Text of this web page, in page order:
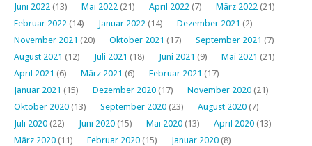
Juni 2022 (13) Mai 2022 (21) April 2022 (7) März 2022 (21)
Februar 2022 (14) Januar 2022 (14) Dezember 2021 (2)
November 2021 (20) Oktober 2021 (17) September 2021 (7)
August 2021 (12) Juli 2021 (18) Juni 2021 (9) Mai 2021 (21)
April 2021 (6) März 2021 (6) Februar 2021 (17)
Januar 2021 (15) Dezember 2020 (17) November 2020 (21)
Oktober 2020 (13) September 2020 (23) August 2020 (7)
Juli 2020 (22) Juni 2020 (15) Mai 2020 (13) April 2020 (13)
März 2020 (11) Februar 2020 (15) Januar 2020 (8)